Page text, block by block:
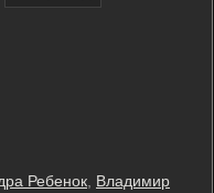
Ребенок Владимир